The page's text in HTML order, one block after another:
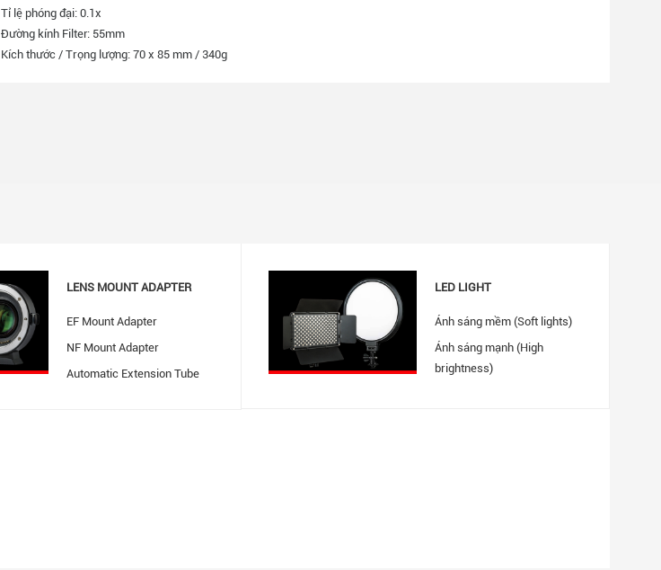
Tỉ lệ phóng đại: 0.1x
Đường kính Filter: 55mm
Kích thước / Trọng lượng: 70 x 85 mm / 340g
LENS MOUNT ADAPTER
EF Mount Adapter
NF Mount Adapter
Automatic Extension Tube
LED LIGHT
Ánh sáng mềm (Soft lights)
Ánh sáng mạnh (High
brightness)